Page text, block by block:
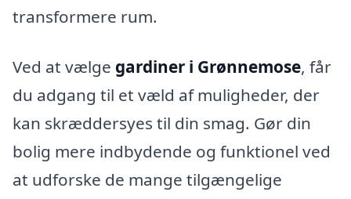
transformere rum.
Ved at vælge gardiner i Grønnemose, får
du adgang til et væld af muligheder, der
kan skræddersyes til din smag. Gør din
bolig mere indbydende og funktionel ved
at udforske de mange tilgængelige